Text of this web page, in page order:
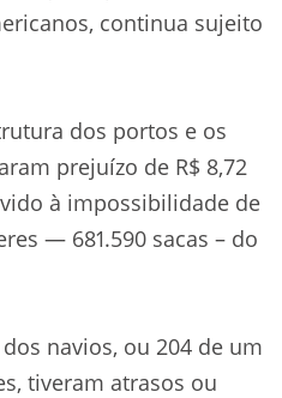
continua sujeito
dos portos e os
prejuízo de R$ 8,72
à impossibilidade de
— 681.590 sacas – do
navios, ou 204 de um
tiveram atrasos ou